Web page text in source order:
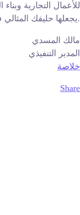
للأعمال التجارية
يجعلها حليفك المثالي في عالم التسويق الرقمي. شكراً للقراءة ولا تتردد في الاتصال بخلاصة لاستكشاف كيف يمكننا مساعدتك في تحقيق أهدافك الرقمية.
مالك المسدي
المدير التنفيذي
خلاصة
Share